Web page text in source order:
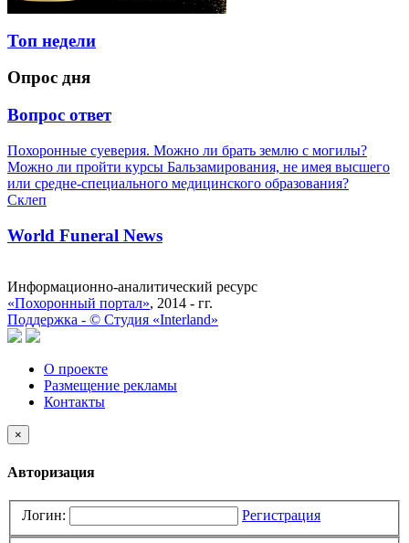
Топ недели
Опрос дня
Вопрос ответ
Похоронные суеверия. Можно ли брать землю с могилы?
Можно ли пройти курсы Бальзамирования, не имея высшего
или средне-специального медицинского образования?
Склеп
World Funeral News
Информационно-аналитический ресурс
«Похоронный портал», 2014 - гг.
Поддержка - © Cтудия «Interland»
О проекте
Размещение рекламы
Контакты
×
Авторизация
Логин: Регистрация